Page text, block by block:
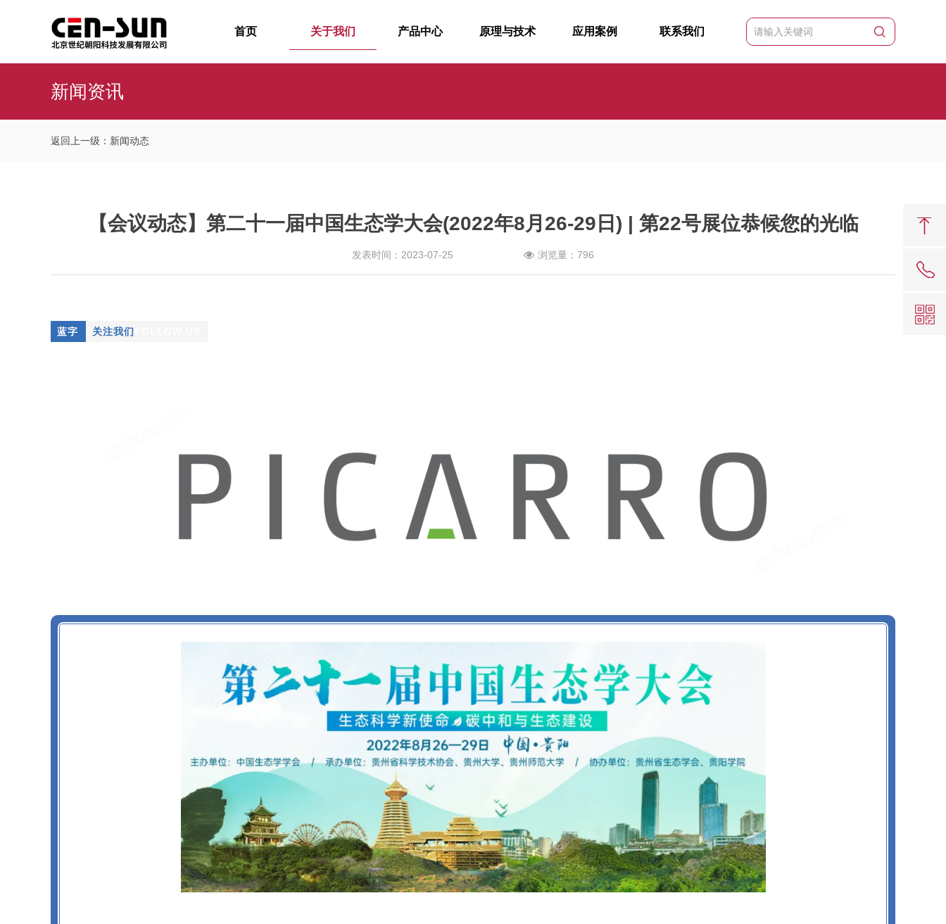
首页 关于我们 产品中心 原理与技术 应用案例 联系我们
新闻资讯
返回上一级：新闻动态
【会议动态】第二十一届中国生态学大会(2022年8月26-29日) | 第22号展位恭候您的光临
发表时间：2023-07-25 浏览量：796
蓝字 关注我们
62081909